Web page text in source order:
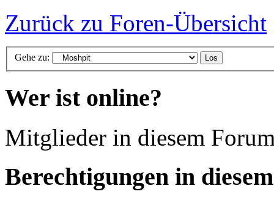
Zurück zu Foren-Übersicht
Gehe zu:
Wer ist online?
Mitglieder in diesem
Berechtigungen in